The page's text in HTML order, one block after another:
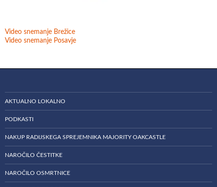
Video snemanje Brežice
Video snemanje Posavje
AKTUALNO LOKALNO
PODKASTI
NAKUP RADIJSKEGA SPREJEMNIKA MAJORITY OAKCASTLE
NAROČILO ČESTITKE
NAROČILO OSMRTNICE